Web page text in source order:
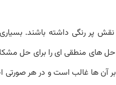
پر رنگی داشته باشند.
های منطقی ای را برای حل
آن ها غالب است و در هر